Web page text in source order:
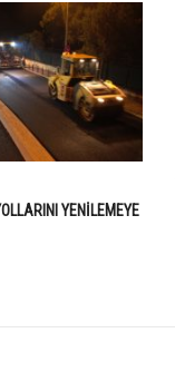
YENİLEMEYE